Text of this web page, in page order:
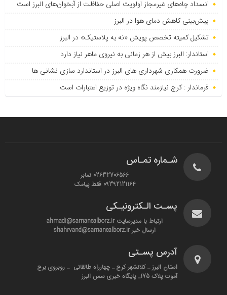
انسداد چاه‌های غیرمجاز اولویت اصلی حفاظت از آبخوان‌های البرز است
پیش‌بینی کاهش دمای هوا در البرز
تشکیل کمیته تخصص پویش «نه به پلاستیک» در البرز
استاندار: البرز بیش از هر زمانی به نیروی ماهر نیاز دارد
ضرورت همکاری شهرداری های البرز در استاندارد سازی نشانی ها
فرماندار : کرج نیازمند نگاه ویژه در توزیع اعتبارات است
شـماره تمـاس
02632706566 نمابر
09392121164 فقط پیامک
پسـت الـکترونیـکی
ارتباط با مدیرسایت ahmadi@samanealborz.ir
ارسال خبر shahrvand@samanealborz.ir
آدرس پسـتی
استان البرز _ کلانشهر کرج _ چهارراه طالقانی _ روبروی برج
آموت پلاک 175_ پایگاه خبری سمن البرز